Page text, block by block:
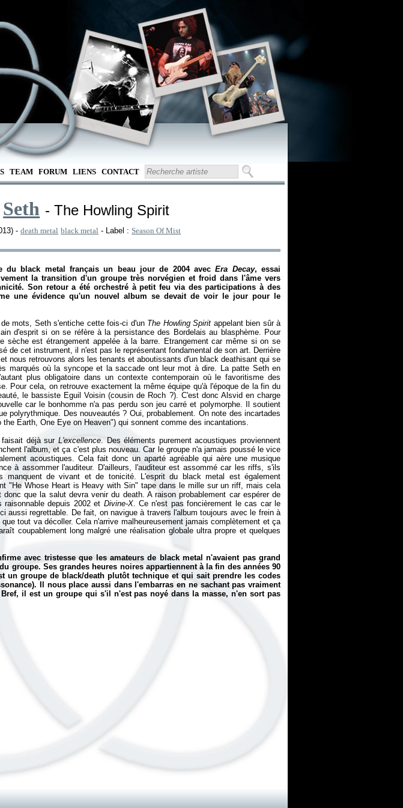
TEAM FORUM LIENS CONTACT
Seth - The Howling Spirit
-death metal black metal - Label : Season Of Mist
du black metal français un beau jour de 2004 avecEra Decay, essai
la transition d'un groupe très norvégien et froid dans l'âme vers
Son retour a été orchestré à petit feu via des participations à des
une évidence qu'un nouvel album se devait de voir le jour pour le
mots, Seth s'entiche cette fois-ci d'un The Howling Spirit appelant bien sûr à
d'esprit si on se réfère à la persistance des Bordelais au blasphème. Pour
sèche est étrangement appelée à la barre. Etrangement car même si on se
de cet instrument, il n'est pas le représentant fondamental de son art. Derrière
nous retrouvons alors les tenants et aboutissants d'un black deathisant qui se
marqués où la syncope et la saccade ont leur mot à dire. La patte Seth en
plus obligatoire dans un contexte contemporain où le favoritisme des
Pour cela, on retrouve exactement la même équipe qu'à l'époque de la fin du
le bassiste Eguil Voisin (cousin de Roch ?). C'est donc Alsvid en charge
car le bonhomme n'a pas perdu son jeu carré et polymorphe. Il soutient
polyrythmique. Des nouveautés ? Oui, probablement. On note des incartades
Earth, One Eye on Heaven") qui sonnent comme des incantations.
faisait déjà surL'excellence. Des éléments purement acoustiques proviennent
l'album, et ça c'est plus nouveau. Car le groupe n'a jamais poussé le vice
acoustiques. Cela fait donc un aparté agréable qui aère une musique
à assommer l'auditeur. D'ailleurs, l'auditeur est assommé car les riffs, s'ils
manquent de vivant et de tonicité. L'esprit du black metal est également
"He Whose Heart is Heavy with Sin" tape dans le mille sur un riff, mais cela
que la salut devra venir du death. A raison probablement car espérer de
depuis 2002 et Divine-X. Ce n'est pas foncièrement le cas car le
aussi regrettable. De fait, on navigue à travers l'album toujours avec le frein à
tout va décoller. Cela n'arrive malheureusement jamais complètement et ça
coupablement long malgré une réalisation globale ultra propre et quelques
avec tristesse que les amateurs de black metal n'avaient pas grand
groupe. Ses grandes heures noires appartiennent à la fin des années 90
un groupe de black/death plutôt technique et qui sait prendre les codes
Il nous place aussi dans l'embarras en ne sachant pas vraiment
il est un groupe qui s'il n'est pas noyé dans la masse, n'en sort pas